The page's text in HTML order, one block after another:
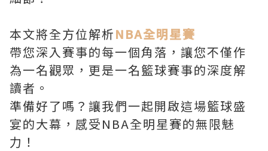
本文將全方位解析NBA全明星賽
帶您深入賽事的每一個角落，讓您不僅作
為一名觀眾，更是一名籃球賽事的深度解
讀者。
準備好了嗎？讓我們一起開啟這場籃球盛
宴的大幕，感受NBA全明星賽的無限魅
力！